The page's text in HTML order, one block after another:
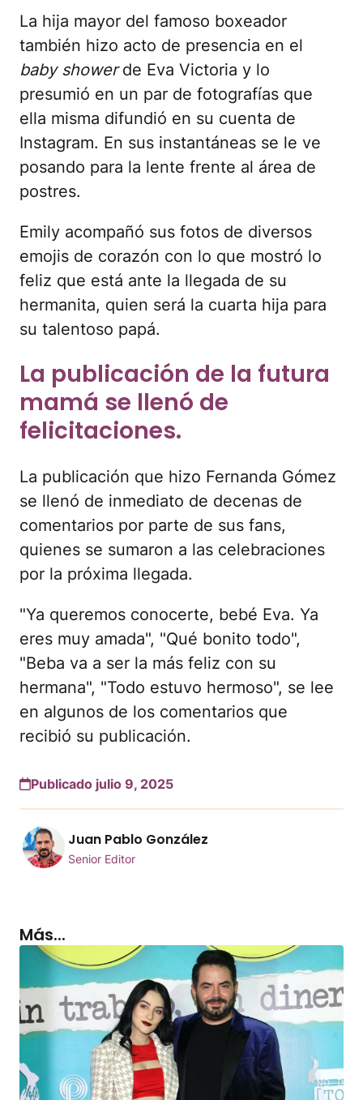
La hija mayor del famoso boxeador
también hizo acto de presencia en el
baby showerde Eva Victoria y lo
presumió en un par de fotografías que
ella misma difundió en su cuenta de
Instagram. En sus instantáneas se le ve
posando para la lente frente al área de
postres.
Emily acompañó sus fotos de diversos
emojis de corazón con lo que mostró lo
feliz que está ante la llegada de su
hermanita, quien será la cuarta hija para
su talentoso papá.
La publicación de la futura
mamá se llenó de
felicitaciones.
La publicación que hizo Fernanda Gómez
se llenó de inmediato de decenas de
comentarios por parte de sus fans,
quienes se sumaron a las celebraciones
por la próxima llegada.
"Ya queremos conocerte, bebé Eva. Ya
eres muy amada", "Qué bonito todo",
"Beba va a ser la más feliz con su
hermana", "Todo estuvo hermoso", se lee
en algunos de los comentarios que
recibió su publicación.
Publicado julio 9, 2025
Juan Pablo González
Senior Editor
Más...